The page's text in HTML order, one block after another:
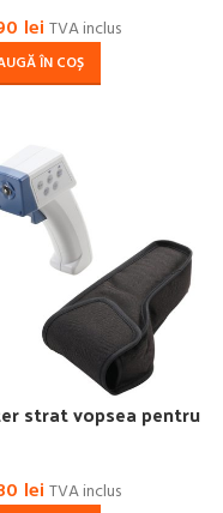
lei TVA inclus
ÎN COȘ
strat vopsea pentru
lei TVA inclus